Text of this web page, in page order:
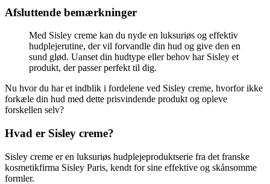
Afsluttende bemærkninger
Med Sisley creme kan du nyde en luksuriøs og effektiv
hudplejerutine, der vil forvandle din hud og give den en
sund glød. Uanset din hudtype eller behov har Sisley et
produkt, der passer perfekt til dig.
Nu hvor du har et indblik i fordelene ved Sisley creme, hvorfor ikke
forkæle din hud med dette prisvindende produkt og opleve
forskellen selv?
Hvad er Sisley creme?
Sisley creme er en luksuriøs hudplejeproduktserie fra det franske
kosmetikfirma Sisley Paris, kendt for sine effektive og skånsomme
formler.